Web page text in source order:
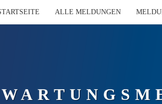
ALLE MELDUNGEN